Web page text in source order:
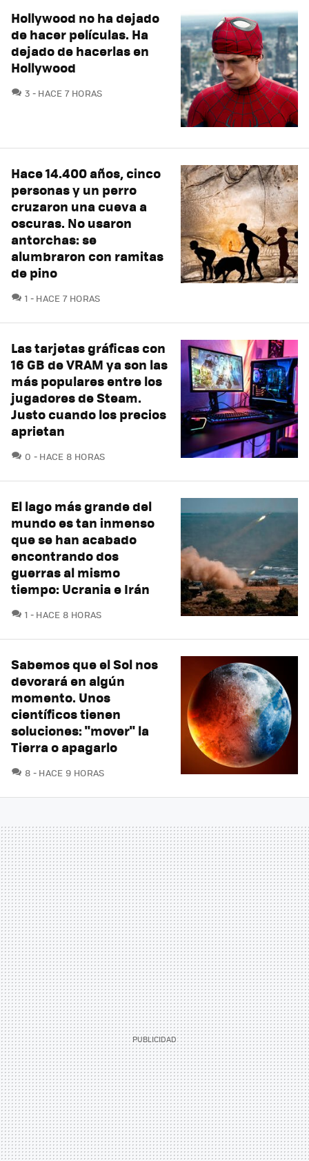
Hollywood no ha dejado
de hacer películas. Ha
dejado de hacerlas en
Hollywood
3 COMENTARIOS
HACE 7 HORAS
Hace 14.400 años, cinco
personas y un perro
cruzaron una cueva a
oscuras. No usaron
antorchas: se
alumbraron con ramitas
de pino
1 COMENTARIOS
HACE 7 HORAS
Las tarjetas gráficas con
16 GB de VRAM ya son las
más populares entre los
jugadores de Steam.
Justo cuando los precios
aprietan
0 COMENTARIOS
HACE 8 HORAS
El lago más grande del
mundo es tan inmenso
que se han acabado
encontrando dos
guerras al mismo
tiempo: Ucrania e Irán
1 COMENTARIOS
HACE 8 HORAS
Sabemos que el Sol nos
devorará en algún
momento. Unos
científicos tienen
soluciones: "mover" la
Tierra o apagarlo
8 COMENTARIOS
HACE 9 HORAS